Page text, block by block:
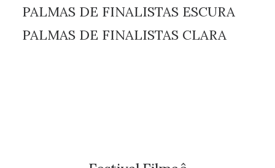
PALMAS DE FINALISTAS ESCURA
PALMAS DE FINALISTAS CLARA